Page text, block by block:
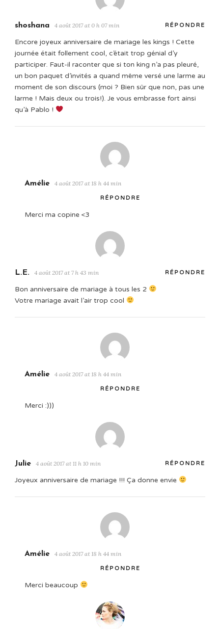
shoshana 4 août 2017 at 0 h 07 min RÉPONDRE
Encore joyeux anniversaire de mariage les kings ! Cette
journée était follement cool, c’était trop génial d’y
participer. Faut-il raconter que si ton king n’a pas pleuré,
un bon paquet d’invités a quand même versé une larme au
moment de son discours (moi ? Bien sûr que non, pas une
larme ! Mais deux ou trois!). Je vous embrasse fort ainsi
qu’à Pablo !
Amélie 4 août 2017 at 18 h 44 min
RÉPONDRE
Merci ma copine <3
L.E. 4 août 2017 at 7 h 43 min RÉPONDRE
Bon anniversaire de mariage à tous les 2
Votre mariage avait l’air trop cool
Amélie 4 août 2017 at 18 h 44 min
RÉPONDRE
Merci :)))
Julie 4 août 2017 at 11 h 10 min RÉPONDRE
Joyeux anniversaire de mariage !!! Ça donne envie
Amélie 4 août 2017 at 18 h 44 min
RÉPONDRE
Merci beaucoup